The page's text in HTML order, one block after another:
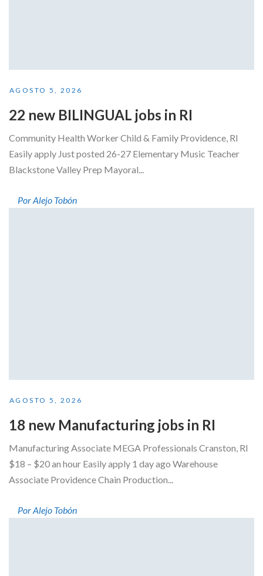
AGOSTO 5, 2026
22 new BILINGUAL jobs in RI
Community Health Worker Child & Family Providence, RI
Easily apply Just posted 26-27 Elementary Music Teacher
Blackstone Valley Prep Mayoral...
Por Alejo Tobón
AGOSTO 5, 2026
18 new Manufacturing jobs in RI
Manufacturing Associate MEGA Professionals Cranston, RI
$18 – $20 an hour Easily apply 1 day ago Warehouse
Associate Providence Chain Production...
Por Alejo Tobón